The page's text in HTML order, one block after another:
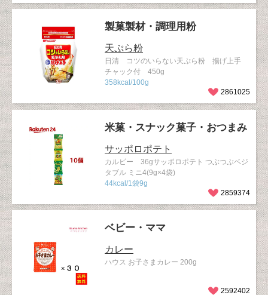
製菓製材・調理用粉
天ぷら粉
日清 コツのいらない天ぷら粉 揚げ上手
チャック付 450g
358kcal/100g
2861025
米菓・スナック菓子・おつまみ
サッポロポテト
カルビー 36gサッポロポテト つぶつぶベジ
タブル ミニ4(9g×4袋)
44kcal/1袋9g
2859374
ベビー・ママ
カレー
ハウス お子さまカレー 200g
2592402